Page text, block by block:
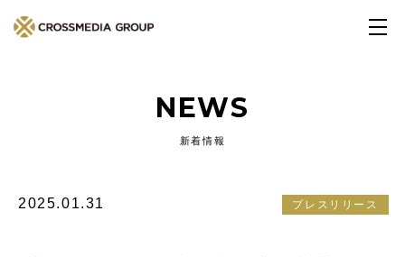
NEWS
新着情報
2025.01.31 プレスリリース